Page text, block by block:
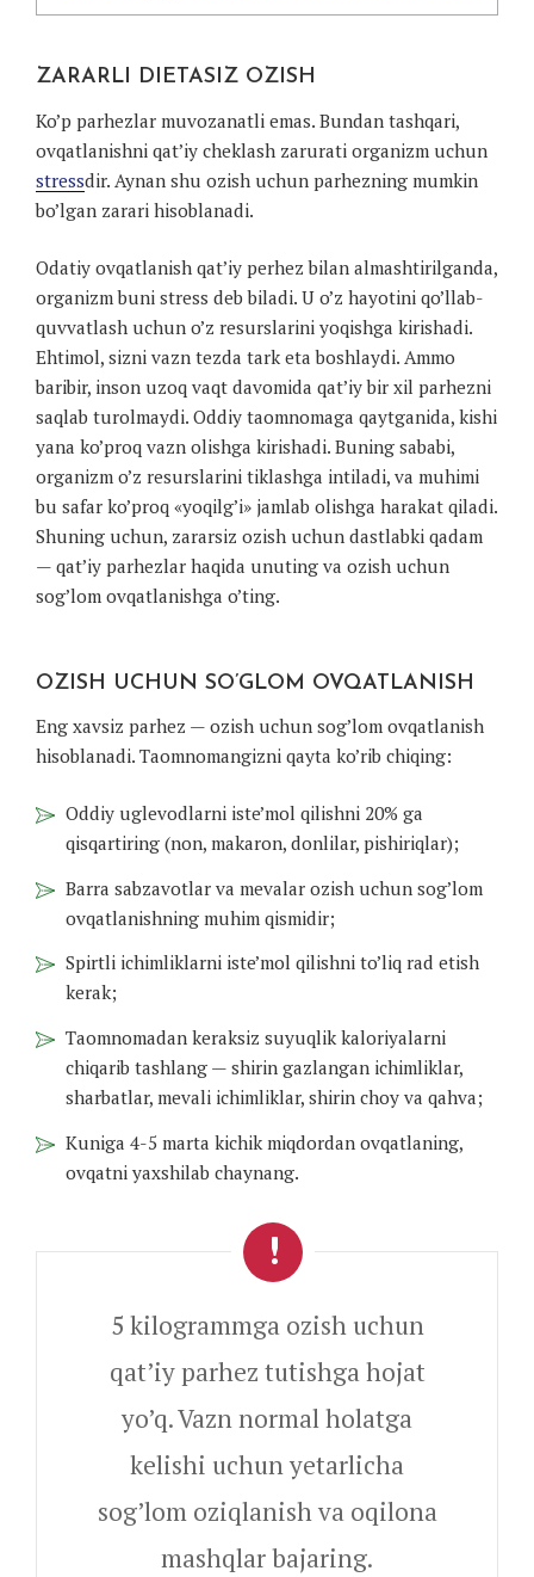
ZARARLI DIETASIZ OZISH
Ko’p parhezlar muvozanatli emas. Bundan tashqari,
ovqatlanishni qat’iy cheklash zarurati organizm uchun
stressdir. Aynan shu ozish uchun parhezning mumkin
bo’lgan zarari hisoblanadi.
Odatiy ovqatlanish qat’iy perhez bilan almashtirilganda,
organizm buni stress deb biladi. U o’z hayotini qo’llab-
quvvatlash uchun o’z resurslarini yoqishga kirishadi.
Ehtimol, sizni vazn tezda tark eta boshlaydi. Ammo
baribir, inson uzoq vaqt davomida qat’iy bir xil parhezni
saqlab turolmaydi. Oddiy taomnomaga qaytganida, kishi
yana ko’proq vazn olishga kirishadi. Buning sababi,
organizm o’z resurslarini tiklashga intiladi, va muhimi
bu safar ko’proq «yoqilg’i» jamlab olishga harakat qiladi.
Shuning uchun, zararsiz ozish uchun dastlabki qadam
— qat’iy parhezlar haqida unuting va ozish uchun
sog’lom ovqatlanishga o’ting.
OZISH UCHUN SO’GLOM OVQATLANISH
Eng xavsiz parhez — ozish uchun sog’lom ovqatlanish
hisoblanadi. Taomnomangizni qayta ko’rib chiqing:
Oddiy uglevodlarni iste’mol qilishni 20% ga
qisqartiring (non, makaron, donlilar, pishiriqlar);
Barra sabzavotlar va mevalar ozish uchun sog’lom
ovqatlanishning muhim qismidir;
Spirtli ichimliklarni iste’mol qilishni to’liq rad etish
kerak;
Taomnomadan keraksiz suyuqlik kaloriyalarni
chiqarib tashlang — shirin gazlangan ichimliklar,
sharbatlar, mevali ichimliklar, shirin choy va qahva;
Kuniga 4-5 marta kichik miqdordan ovqatlaning,
ovqatni yaxshilab chaynang.
5 kilogrammga ozish uchun
qat’iy parhez tutishga hojat
yo’q. Vazn normal holatga
kelishi uchun yetarlicha
sog’lom oziqlanish va oqilona
mashqlar bajaring.